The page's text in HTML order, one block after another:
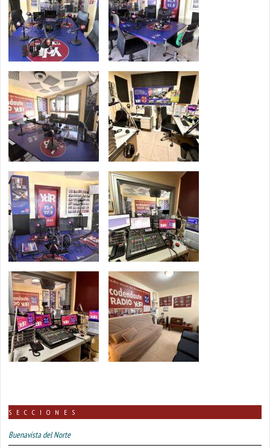
SECCIONES
Buenavista del Norte